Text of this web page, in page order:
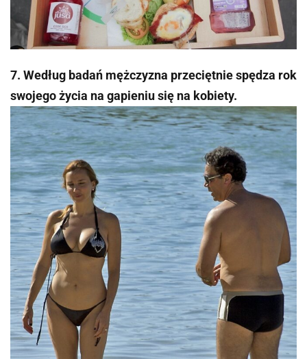
7. Według badań mężczyzna przeciętnie spędza rok
swojego życia na gapieniu się na kobiety.